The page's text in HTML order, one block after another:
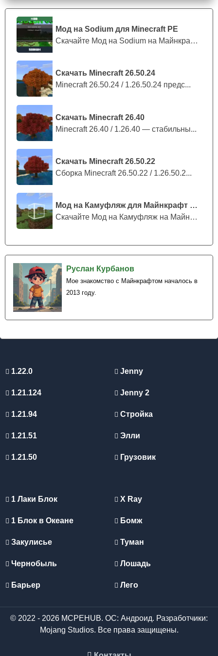
Мод на Sodium для Minecraft PE
Скачайте Мод на Sodium на Майнкрафт П...
Скачать Minecraft 26.50.24
Minecraft 26.50.24 / 1.26.50.24 предс...
Скачать Minecraft 26.40
Minecraft 26.40 / 1.26.40 — стабильны...
Скачать Minecraft 26.50.22
Сборка Minecraft 26.50.22 / 1.26.50.2...
Мод на Камуфляж для Майнкрафт ПЕ
Скачайте Мод на Камуфляж на Майнкрафт...
Руслан Курбанов
Мое знакомство с Майнкрафтом началось в
2013 году.
1.22.0
1.21.124
1.21.94
1.21.51
1.21.50
Jenny
Jenny 2
Стройка
Элли
Грузовик
1 Лаки Блок
1 Блок в Океане
Закулисье
Чернобыль
Барьер
X Ray
Бомж
Туман
Лошадь
Лего
© 2022 - 2026 MCPEHUB. ОС: Андроид. Разработчики:
Mojang Studios. Все права защищены.